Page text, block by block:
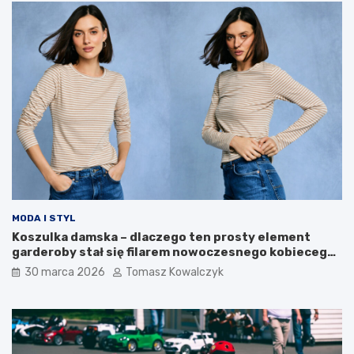
w
e
z
w
MODA I STYL
Koszulka damska – dlaczego ten prosty element
garderoby stał się filarem nowoczesnego kobiecego
stylu?
30 marca 2026 Tomasz Kowalczyk